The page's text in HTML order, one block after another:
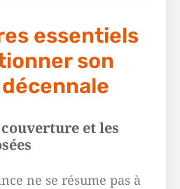
essentiels
son
et les
ne se résume pas à